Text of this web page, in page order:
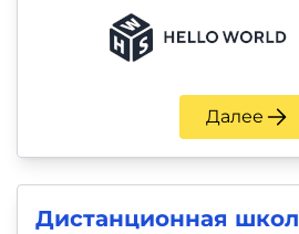
Далее
Дистанционная